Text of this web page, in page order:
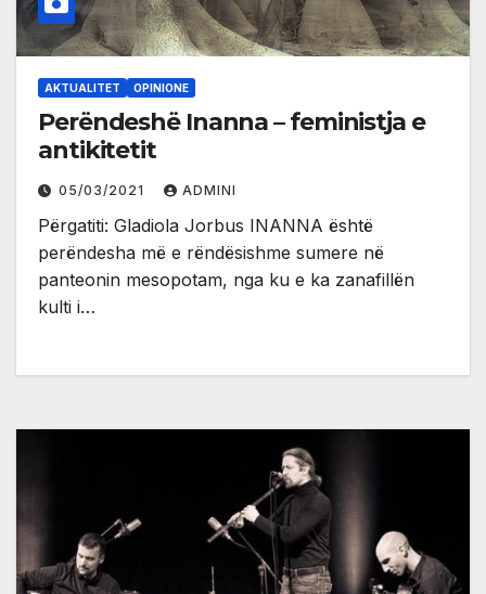
AKTUALITET OPINIONE
Perëndeshë Inanna – feministja e
antikitetit
05/03/2021 ADMINI
Përgatiti: Gladiola Jorbus INANNA është
perëndesha më e rëndësishme sumere në
panteonin mesopotam, nga ku e ka zanafillën
kulti i…